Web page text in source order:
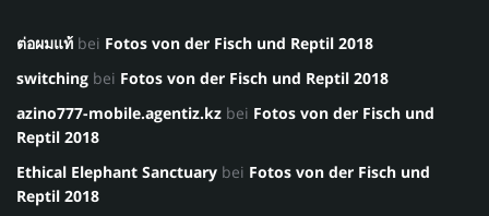
ต่อผมแท้ bei Fotos von der Fisch und Reptil 2018
switching bei Fotos von der Fisch und Reptil 2018
azino777-mobile.agentiz.kz bei Fotos von der Fisch und
Reptil 2018
Ethical Elephant Sanctuary bei Fotos von der Fisch und
Reptil 2018